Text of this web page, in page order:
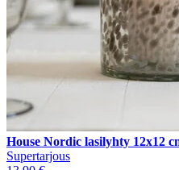
House Nordic lasilyhty 12x12
Supertarjous